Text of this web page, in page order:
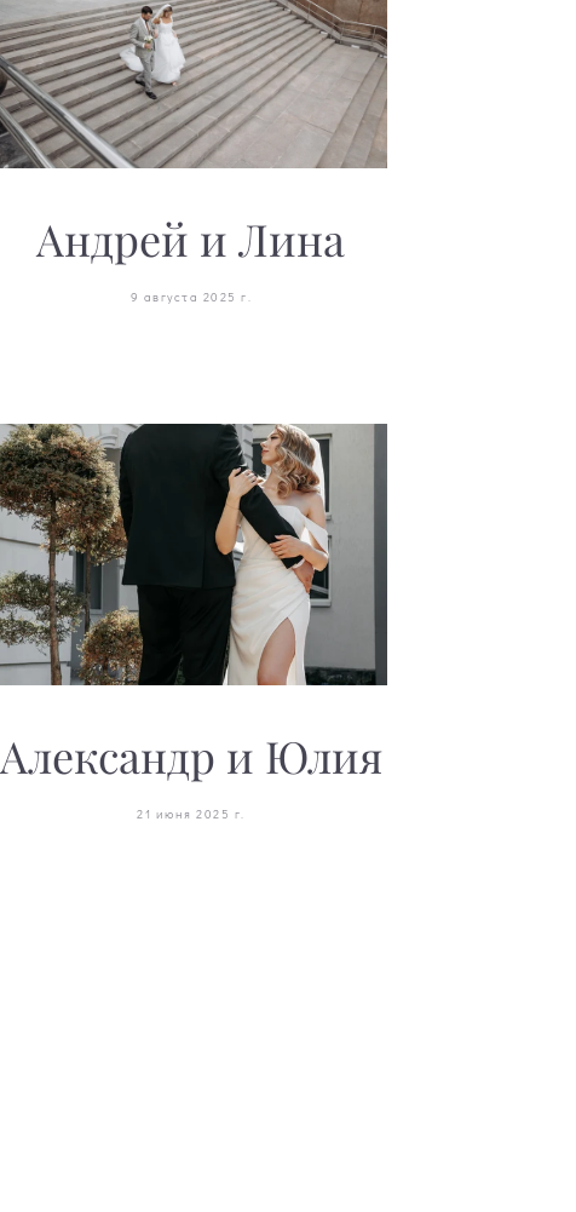
Андрей и Лина
9 августа 2025 г.
Александр и Юлия
21 июня 2025 г.